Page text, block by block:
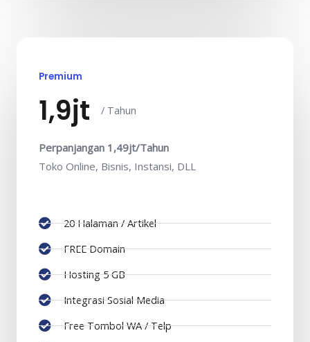
Premium
1,9jt / Tahun
Perpanjangan 1,49jt/Tahun
Toko Online, Bisnis, Instansi, DLL
20 Halaman / Artikel
FREE Domain
Hosting 5 GB
Integrasi Sosial Media
Free Tombol WA / Telp